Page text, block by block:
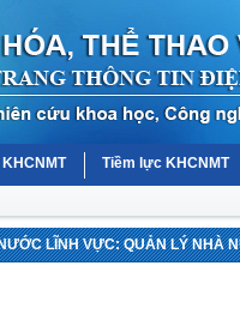
Tiềm lực KHCNMT
LĨNH VỰC: QUẢN LÝ NHÀ